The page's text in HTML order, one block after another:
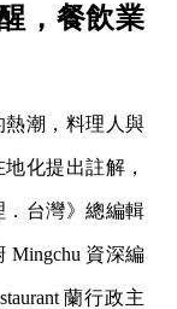
，餐飲業
潮，料理人與
化提出註解，
．台灣》總編輯
Mingchu 資深編
蘭行政主